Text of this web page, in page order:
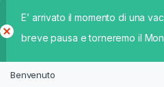
E’ arrivato il momento di una
breve pausa e torneremo il
iud
Benvenuto